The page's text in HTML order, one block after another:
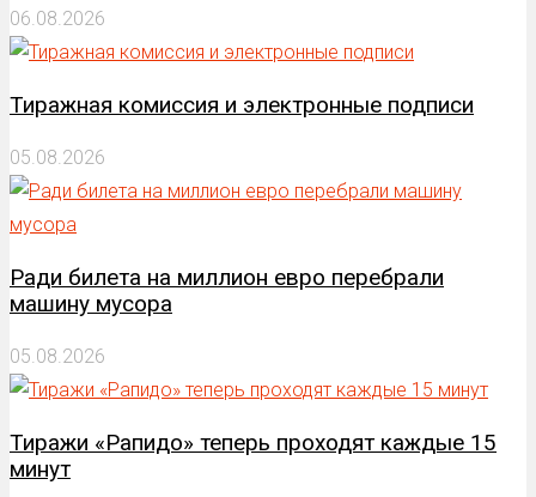
06.08.2026
Тиражная комиссия и электронные подписи
05.08.2026
Ради билета на миллион евро перебрали
машину мусора
05.08.2026
Тиражи «Рапидо» теперь проходят каждые 15
минут